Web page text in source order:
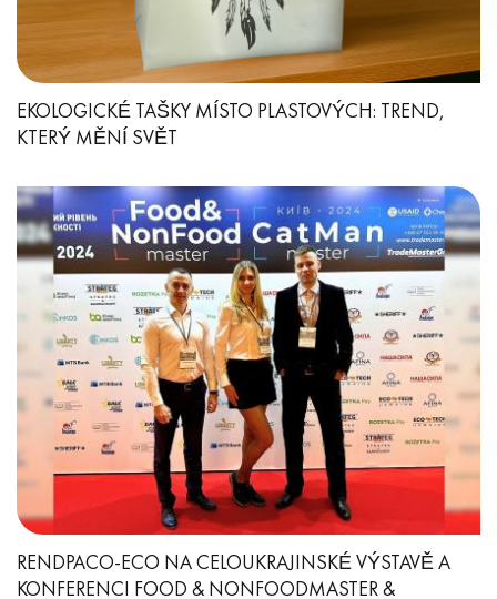
EKOLOGICKÉ TAŠKY MÍSTO PLASTOVÝCH: TREND,
KTERÝ MĚNÍ SVĚT
RENDPACO-ECO NA CELOUKRAJINSKÉ VÝSTAVĚ A
KONFERENCI FOOD & NONFOODMASTER &